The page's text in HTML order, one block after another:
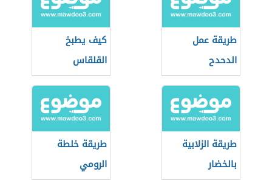
طريقة عمل
الدحدح
كيف يطبخ
القلقاس
طريقة الزلابية
بالخضار
طريقة خلطة
الرومي